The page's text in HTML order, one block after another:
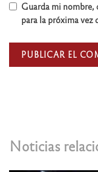
Noticias
Guarda mi nombre,
para la próxima vez